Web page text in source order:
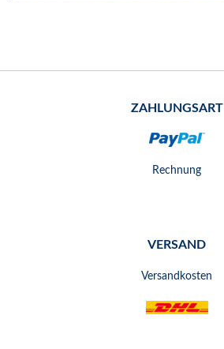
ZAHLUNGSART
Rechnung
VERSAND
Versandkosten